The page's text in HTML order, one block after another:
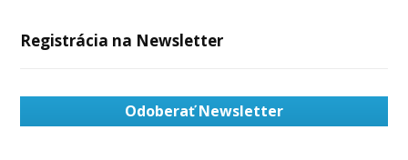
Registrácia na Newsletter
Odoberať Newsletter